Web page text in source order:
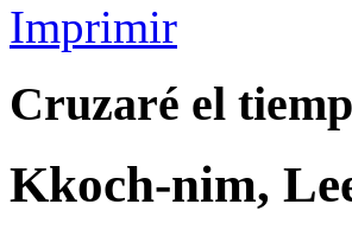
Imprimir
Cruzaré el
Kkoch-nim,